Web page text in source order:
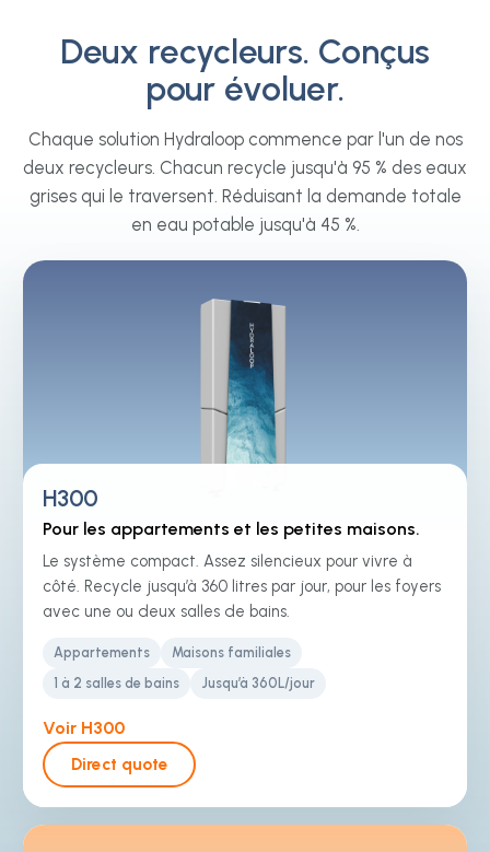
Deux recycleurs. Conçus
pour évoluer.
Chaque solution Hydraloop commence par l'un de nos
deux recycleurs. Chacun recycle jusqu'à 95 % des eaux
grises qui le traversent. Réduisant la demande totale
en eau potable jusqu'à 45 %.
H300
Pour les appartements et les petites maisons.
Le système compact. Assez silencieux pour vivre à
côté. Recycle jusqu’à 360 litres par jour, pour les foyers
avec une ou deux salles de bains.
Appartements
Maisons familiales
1 à 2 salles de bains
Jusqu’à 360L/jour
Voir H300
Direct quote